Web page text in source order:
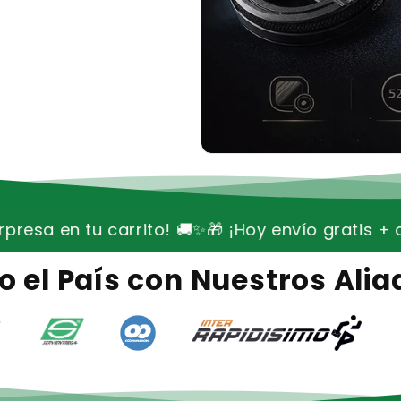
🎁 ¡Hoy envío gratis + oferta especial
el País con Nuestros